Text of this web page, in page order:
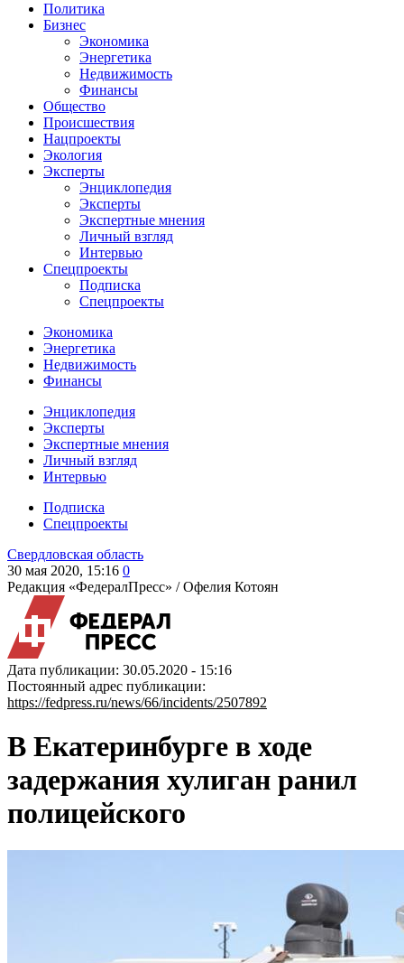
Политика
Бизнес
Экономика
Энергетика
Недвижимость
Финансы
Общество
Происшествия
Нацпроекты
Экология
Эксперты
Энциклопедия
Эксперты
Экспертные мнения
Личный взгляд
Интервью
Спецпроекты
Подписка
Спецпроекты
Экономика
Энергетика
Недвижимость
Финансы
Энциклопедия
Эксперты
Экспертные мнения
Личный взгляд
Интервью
Подписка
Спецпроекты
Свердловская область
30 мая 2020, 15:16 0
Редакция «ФедералПресс» /Офелия Котоян
Дата публикации: 30.05.2020 - 15:16
Постоянный адрес публикации:
https://fedpress.ru/news/66/incidents/2507892
В Екатеринбурге в ходе
задержания хулиган ранил
полицейского